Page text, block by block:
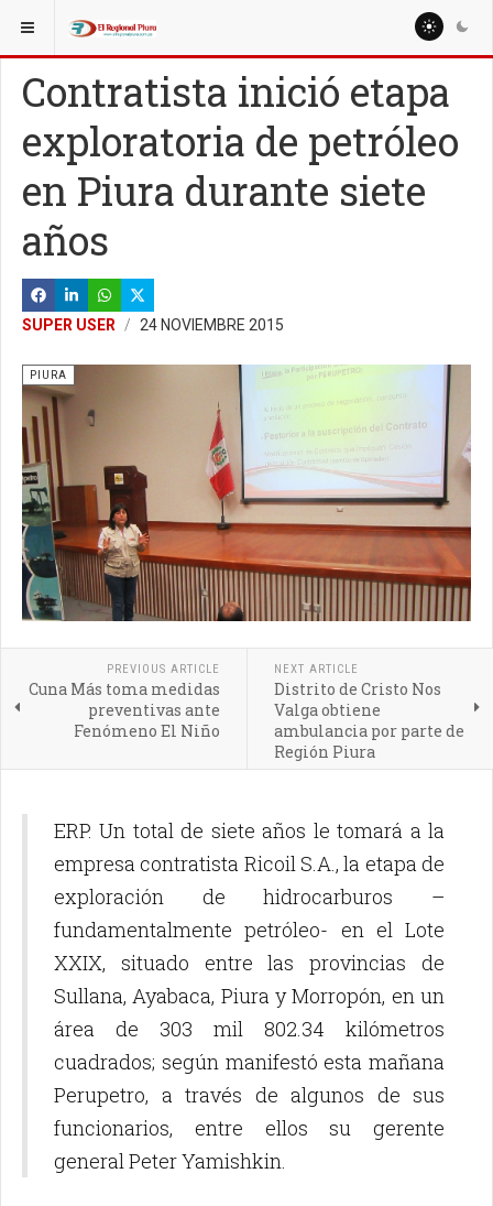
ESTÁ AQUÍ: REGIÓN PIURA
Contratista inició etapa
exploratoria de petróleo
en Piura durante siete
años
SUPER USER 24 NOVIEMBRE 2015
PIURA
PREVIOUS ARTICLE
Cuna Más toma medidas
preventivas ante
Fenómeno El Niño
NEXT ARTICLE
Distrito de Cristo Nos
Valga obtiene
ambulancia por parte de
Región Piura
ERP. Un total de siete años le tomará a la
empresa contratista Ricoil S.A., la etapa de
exploración de hidrocarburos –
fundamentalmente petróleo- en el Lote
XXIX, situado entre las provincias de
Sullana, Ayabaca, Piura y Morropón, en un
área de 303 mil 802.34 kilómetros
cuadrados; según manifestó esta mañana
Perupetro, a través de algunos de sus
funcionarios, entre ellos su gerente
general Peter Yamishkin.